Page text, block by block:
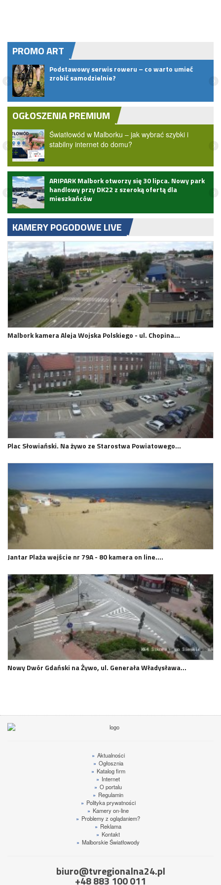
PROMO ART
Podstawowy serwis roweru – co warto umieć
zrobić samodzielnie?
OGŁOSZENIA PREMIUM
Światłowód w Malborku – jak wybrać szybki i
stabilny internet do domu?
ARIPARK Malbork otworzy się 30 lipca. Nowy park
handlowy przy DK22 z szeroką ofertą dla
mieszkańców
KAMERY POGODOWE LIVE
Malbork kamera Aleja Wojska Polskiego - ul. Chopina…
Plac Słowiański. Na żywo ze Starostwa Powiatowego…
Jantar Plaża wejście nr 79A - 80 kamera on line.…
Nowy Dwór Gdański na Żywo, ul. Generała Władysława…
» Aktualności
» Ogłosznia
» Katalog firm
» Internet
» O portalu
» Regulamin
» Polityka prywatności
» Kamery on-line
» Problemy z oglądaniem?
» Reklama
» Kontakt
» Malborskie Światłowody
biuro@tvregionalna24.pl
+48 883 100 011